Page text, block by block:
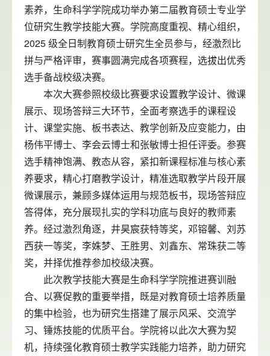
素养，生命科学学院成功举办第二届教育硕士专业学
位研究生教学技能大赛。学院高度重视、精心组织，
2025 级全日制教育硕士研究生全员参与，经激烈比
拼与严格评审，赛事圆满完成各项赛程，选拔出优秀
选手备战校级决赛。
本次大赛参照校级比赛要求设置教学设计、微课
展示、现场答辩三大环节，全面考察选手的课程设
计、课堂实施、板书表达、教学创新及应变能力，由
杨伟平博士、李会云博士和张敏博士担任评委。参赛
选手精神饱满、教态从容，紧扣新课程标准与核心素
养要求，精心打磨教学设计，精准选取教学片段开展
微课展示，兼顾多媒体运用与规范板书，现场答辩应
答得体，充分展现扎实的学科功底与良好的教师素
养。经过激烈角逐，井昊宸获特等奖，邓镕馨、刘苏
西获一等奖，李姝梦、王胜男、刘鑫东、常珠获二等
奖，并择优推荐参加校级决赛。
此次教学技能大赛是生命科学学院推进赛训融
合、以赛促教的重要举措，既是对教育硕士培养质量
的集中检验，也为研究生搭建了展示风采、交流学
习、锤炼技能的优质平台。学院将以此次大赛为契
机，持续强化教育硕士教学实践能力培养，助力研究